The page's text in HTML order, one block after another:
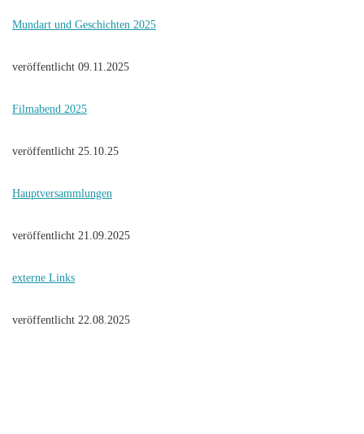
Mundart und Geschichten 2025
veröffentlicht 09.11.2025
Filmabend 2025
veröffentlicht 25.10.25
Hauptversammlungen
veröffentlicht 21.09.2025
externe Links
veröffentlicht 22.08.2025